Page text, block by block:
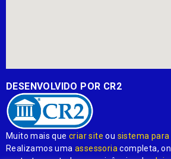
DESENVOLVIDO POR CR2
Muito mais quecriar site ou sistema
Realizamos umaassessoria completa,